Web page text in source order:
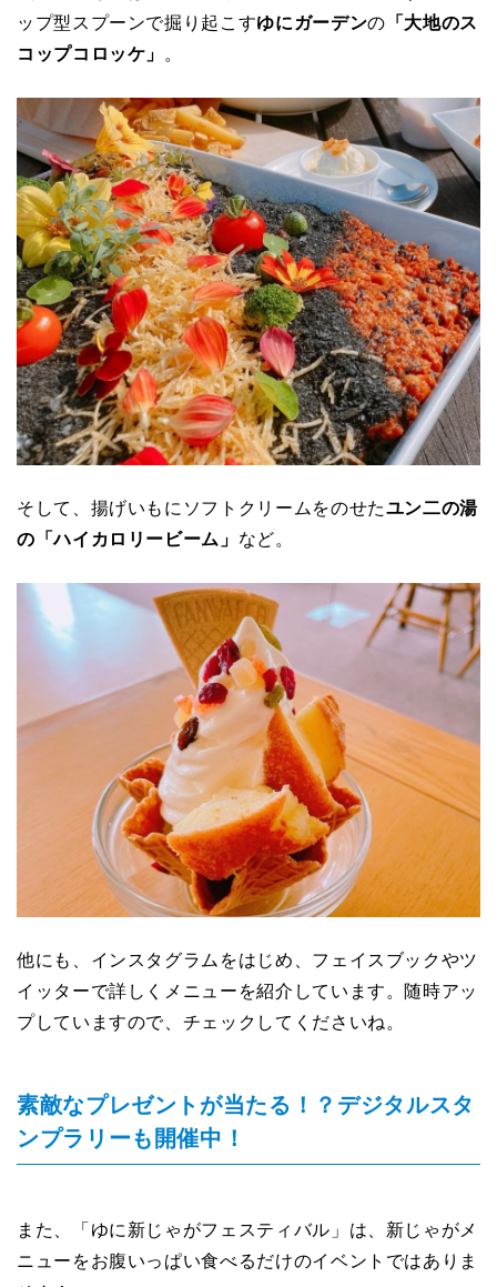
ップ型スプーンで掘り起こすゆにガーデンの 「大地のス
コップコロッケ」
。
そして、揚げいもにソフトクリームをのせたユン二の湯
の「ハイカロリービーム」 など。
他にも、インスタグラムをはじめ、フェイスブックやツ
イッターで詳しくメニューを紹介しています。随時アッ
プしていますので、チェックしてくださいね。
素敵なプレゼントが当たる！？デジタルスタ
ンプラリーも開催中！
また、「ゆに新じゃがフェスティバル」は、新じゃがメ
ニューをお腹いっぱい食べるだけのイベントではありま